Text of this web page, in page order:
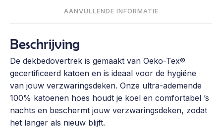
AANVULLENDE INFORMATIE
Beschrijving
De dekbedovertrek is gemaakt van Oeko-Tex®
gecertificeerd katoen en is ideaal voor de hygiëne
van jouw verzwaringsdeken. Onze ultra-ademende
100% katoenen hoes houdt je koel en comfortabel ’s
nachts en beschermt jouw verzwaringsdeken, zodat
het langer als nieuw blijft.